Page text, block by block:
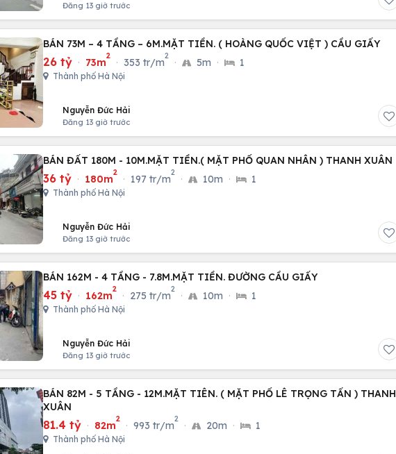
Đăng 13 giờ trước
BÁN 73M – 4 TẦNG – 6M.MẶT TIỀN. ( HOÀNG QUỐC VIỆT ) CẦU GIẤY
26 tỷ · 73m
2
· 353 tr/m
2
· 5m · 1
Thành phố Hà Nội
Nguyễn Đức Hải
Đăng 13 giờ trước
BÁN ĐẤT 180M - 10M.MẶT TIỀN.( MẶT PHỐ QUAN NHÂN ) THANH XUÂN
36 tỷ · 180m
2
· 197 tr/m
2
· 10m · 1
Thành phố Hà Nội
Nguyễn Đức Hải
Đăng 13 giờ trước
BÁN 162M - 4 TẦNG - 7.8M.MẶT TIỀN. ĐƯỜNG CẦU GIẤY
45 tỷ · 162m
2
· 275 tr/m
2
· 10m · 1
Thành phố Hà Nội
Nguyễn Đức Hải
Đăng 13 giờ trước
BÁN 82M - 5 TẦNG - 12M.MẶT TIÊN. ( MẶT PHỐ LÊ TRỌNG TẤN ) THANH
XUÂN
81.4 tỷ · 82m
2
· 993 tr/m
2
· 20m · 1
Thành phố Hà Nội